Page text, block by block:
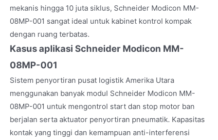
mekanis hingga 10 juta siklus, Schneider Modicon MM-
08MP-001 sangat ideal untuk kabinet kontrol kompak
dengan ruang terbatas.
Kasus aplikasi Schneider Modicon MM-
08MP-001
Sistem penyortiran pusat logistik Amerika Utara
menggunakan banyak modul Schneider Modicon MM-
08MP-001 untuk mengontrol start dan stop motor ban
berjalan serta aktuator penyortiran pneumatik. Kapasitas
kontak yang tinggi dan kemampuan anti-interferensi